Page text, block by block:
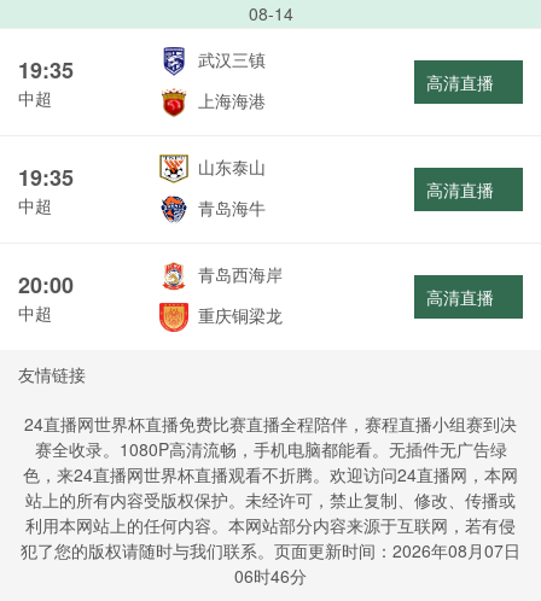
08-14
19:35
中超
武汉三镇
上海海港
高清直播
19:35
中超
山东泰山
青岛海牛
高清直播
20:00
中超
青岛西海岸
重庆铜梁龙
高清直播
友情链接
24直播网世界杯直播免费比赛直播全程陪伴，赛程直播小组赛到决
赛全收录。1080P高清流畅，手机电脑都能看。无插件无广告绿
色，来24直播网世界杯直播观看不折腾。欢迎访问24直播网，本网
站上的所有内容受版权保护。未经许可，禁止复制、修改、传播或
利用本网站上的任何内容。本网站部分内容来源于互联网，若有侵
犯了您的版权请随时与我们联系。页面更新时间：2026年08月07日
06时46分